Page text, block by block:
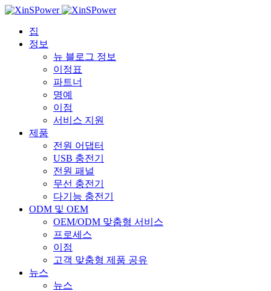
집
정보
뉴 블로그 정보
이정표
파트너
명예
이점
서비스 지원
제품
전원 어댑터
USB 충전기
전원 패널
무선 충전기
다기능 충전기
ODM 및 OEM
OEM/ODM 맞춤형 서비스
프로세스
이점
고객 맞춤형 제품 공유
뉴스
뉴스